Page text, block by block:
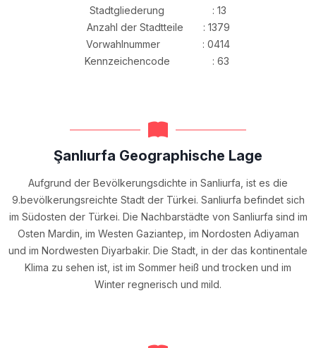
Stadtgliederung : 13
Anzahl der Stadtteile : 1379
Vorwahlnummer : 0414
Kennzeichencode : 63
Şanlıurfa Geographische Lage
Aufgrund der Bevölkerungsdichte in Sanliurfa, ist es die
9.bevölkerungsreichte Stadt der Türkei. Sanliurfa befindet sich
im Südosten der Türkei. Die Nachbarstädte von Sanliurfa sind im
Osten Mardin, im Westen Gaziantep, im Nordosten Adiyaman
und im Nordwesten Diyarbakir. Die Stadt, in der das kontinentale
Klima zu sehen ist, ist im Sommer heiß und trocken und im
Winter regnerisch und mild.